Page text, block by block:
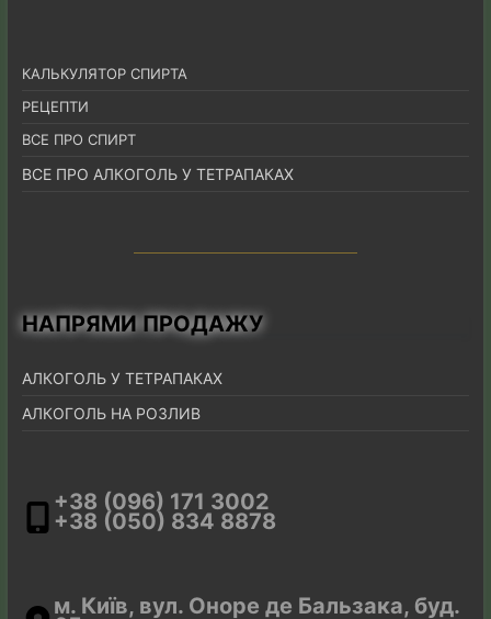
КАЛЬКУЛЯТОР СПИРТА
РЕЦЕПТИ
ВСЕ ПРО СПИРТ
ВСЕ ПРО АЛКОГОЛЬ У ТЕТРАПАКАХ
НАПРЯМИ ПРОДАЖУ
АЛКОГОЛЬ У ТЕТРАПАКАХ
АЛКОГОЛЬ НА РОЗЛИВ
+38 (096) 171 3002
+38 (050) 834 8878
м. Київ, вул. Оноре де Бальзака, буд.